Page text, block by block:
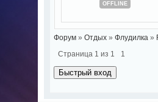
OFFLINE
Форум » Отдых » Флудилка »
Страница 1 из 1 1